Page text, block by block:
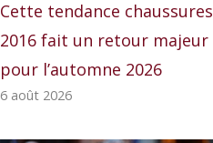
Cette tendance chaussures
2016 fait un retour majeur
pour l’automne 2026
6 août 2026